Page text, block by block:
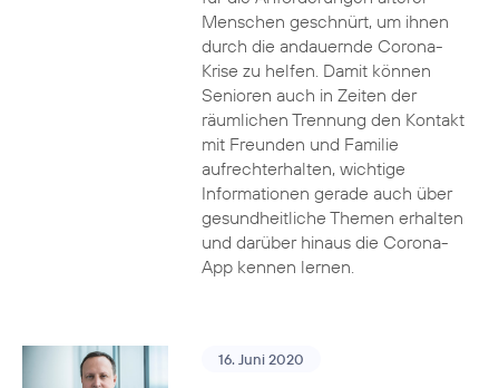
Menschen geschnürt, um ihnen
durch die andauernde Corona-
Krise zu helfen. Damit können
Senioren auch in Zeiten der
räumlichen Trennung den Kontakt
mit Freunden und Familie
aufrechterhalten, wichtige
Informationen gerade auch über
gesundheitliche Themen erhalten
und darüber hinaus die Corona-
App kennen lernen.
16. Juni 2020